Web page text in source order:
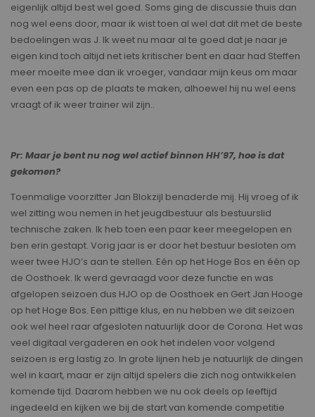
eigenlijk altijd best wel goed. Soms ging de discussie thuis dan
nog wel eens door, maar ik wist toen al wel dat dit met de beste
bedoelingen was J. Ik weet nu maar al te goed dat je naar je
eigen kind toch altijd net iets kritischer bent en daar had Steffen
meer moeite mee dan ik vroeger, vandaar mijn keus om maar
even een pas op de plaats te maken, alhoewel hij nu wel eens
vraagt of ik weer trainer wil zijn..
Pr: Maar je bent nu nog wel actief binnen HH’97, hoe is dat
gekomen?
Toenmalige voorzitter Jan Blokzijl benaderde mij. Hij vroeg of ik
wel zitting wou nemen in het jeugdbestuur als bestuurslid
technische zaken. Ik heb toen een paar keer meegelopen en
ben erin gestapt. Vorig jaar is er door het bestuur besloten om
weer twee HJO’s aan te stellen. Eén op het Hoge Bos en één op
de Oosthoek. Ik werd gevraagd voor deze functie en was
afgelopen seizoen dus HJO op de Oosthoek en Gert Jan Hooge
op het Hoge Bos. Een pittige klus, en nu hebben we dit seizoen
ook wel heel raar afgesloten natuurlijk door de Corona. Het was
veel digitaal vergaderen en ook het indelen voor volgend
seizoen is erg lastig zo. In grote lijnen heb je natuurlijk de dingen
wel in kaart, maar er zijn altijd spelers die zich nog ontwikkelen
komende tijd. Daarom hebben we nu ook deels op leeftijd
ingedeeld en kijken we bij de start van komende competitie